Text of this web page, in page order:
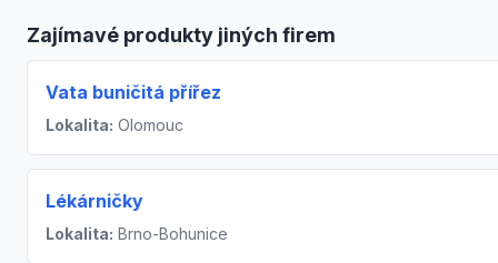
Zajímavé produkty jiných firem
Vata buničitá přířez
Lokalita: Olomouc
Lékárničky
Lokalita: Brno-Bohunice